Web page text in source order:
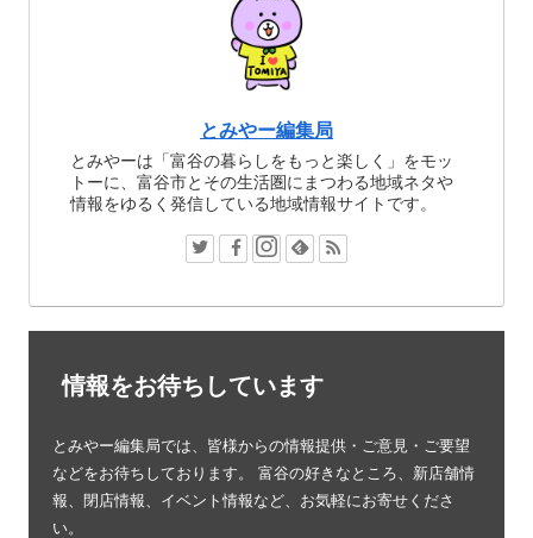
とみやー編集局
とみやーは「富谷の暮らしをもっと楽しく」をモッ
トーに、富谷市とその生活圏にまつわる地域ネタや
情報をゆるく発信している地域情報サイトです。
情報をお待ちしています
とみやー編集局では、皆様からの情報提供・ご意見・ご要望
などをお待ちしております。 富谷の好きなところ、新店舗情
報、閉店情報、イベント情報など、お気軽にお寄せくださ
い。